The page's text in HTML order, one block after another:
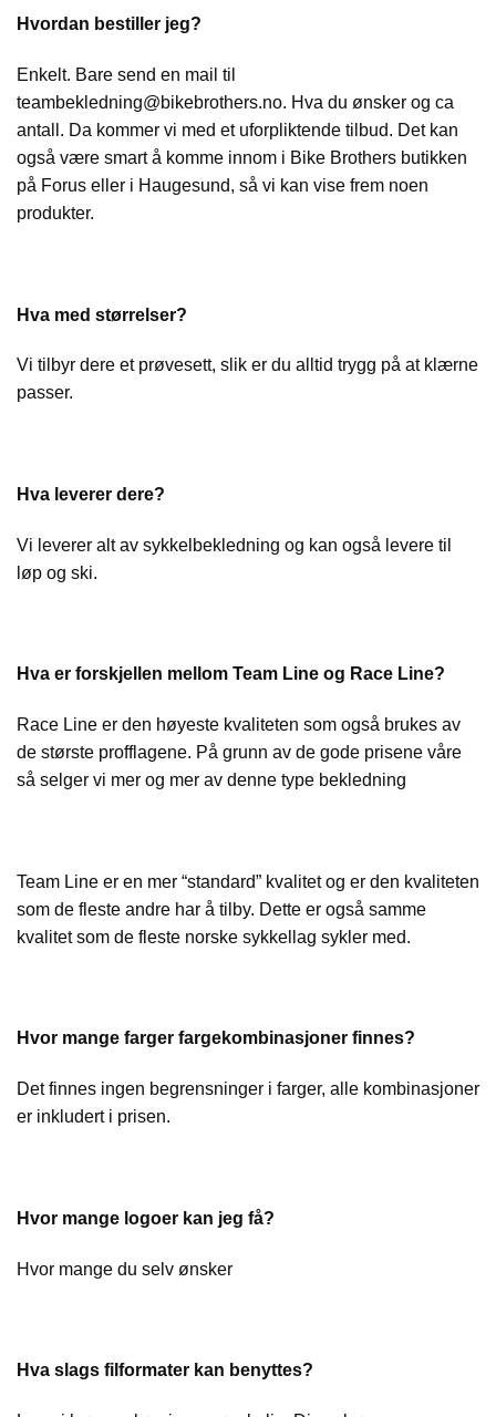
Hvordan bestiller jeg?
Enkelt. Bare send en mail til
teambekledning@bikebrothers.no. Hva du ønsker og ca
antall. Da kommer vi med et uforpliktende tilbud. Det kan
også være smart å komme innom i Bike Brothers butikken
på Forus eller i Haugesund, så vi kan vise frem noen
produkter.
Hva med størrelser?
Vi tilbyr dere et prøvesett, slik er du alltid trygg på at klærne
passer.
Hva leverer dere?
Vi leverer alt av sykkelbekledning og kan også levere til
løp og ski.
Hva er forskjellen mellom Team Line og Race Line?
Race Line er den høyeste kvaliteten som også brukes av
de største profflagene. På grunn av de gode prisene våre
så selger vi mer og mer av denne type bekledning
Team Line er en mer “standard” kvalitet og er den kvaliteten
som de fleste andre har å tilby. Dette er også samme
kvalitet som de fleste norske sykkellag sykler med.
Hvor mange farger fargekombinasjoner finnes?
Det finnes ingen begrensninger i farger, alle kombinasjoner
er inkludert i prisen.
Hvor mange logoer kan jeg få?
Hvor mange du selv ønsker
Hva slags filformater kan benyttes?